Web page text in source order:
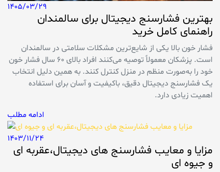
1405/03/29
بهترین فشارسنج دیجیتال برای سالمندان
راهنمای کامل خرید
فشار خون بالا یکی از شایع‌ترین مشکلات سلامتی در سالمندان
است. پزشکان معمولاً توصیه می‌کنند افراد بالای 60 سال فشار خون
خود را به‌صورت منظم در منزل کنترل کنند. به همین دلیل انتخاب
یک فشارسنج دیجیتال دقیق، باکیفیت و آسان برای استفاده
اهمیت زیادی دارد.
1403/11/24
مزایا و معایب فشارسنج های دیجیتال،عقربه ای
و جیوه ای